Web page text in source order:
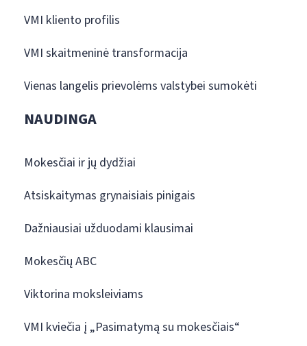
VMI kliento profilis
VMI skaitmeninė transformacija
Vienas langelis prievolėms valstybei sumokėti
NAUDINGA
Mokesčiai ir jų dydžiai
Atsiskaitymas grynaisiais pinigais
Dažniausiai užduodami klausimai
Mokesčių ABC
Viktorina moksleiviams
VMI kviečia į „Pasimatymą su mokesčiais“